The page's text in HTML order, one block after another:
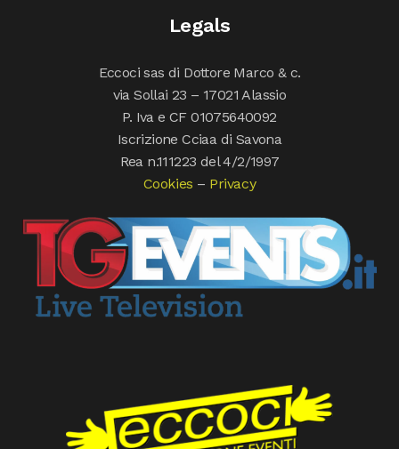
Legals
Eccoci sas di Dottore Marco & c.
via Sollai 23 – 17021 Alassio
P. Iva e CF 01075640092
Iscrizione Cciaa di Savona
Rea n.111223 del 4/2/1997
Cookies – Privacy